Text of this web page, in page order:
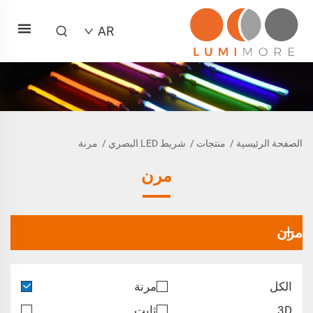
AR
الصفحة الرئيسية/ منتجات/ شريط LED البصري / مرنة
مرن
مرن
الكل
مرنة
3D
ثابت